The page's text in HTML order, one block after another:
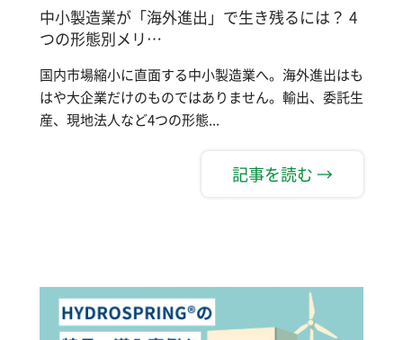
中小製造業が「海外進出」で生き残るには？ 4
つの形態別メリ…
国内市場縮小に直面する中小製造業へ。海外進出はも
はや大企業だけのものではありません。輸出、委託生
産、現地法人など4つの形態...
記事を読む →